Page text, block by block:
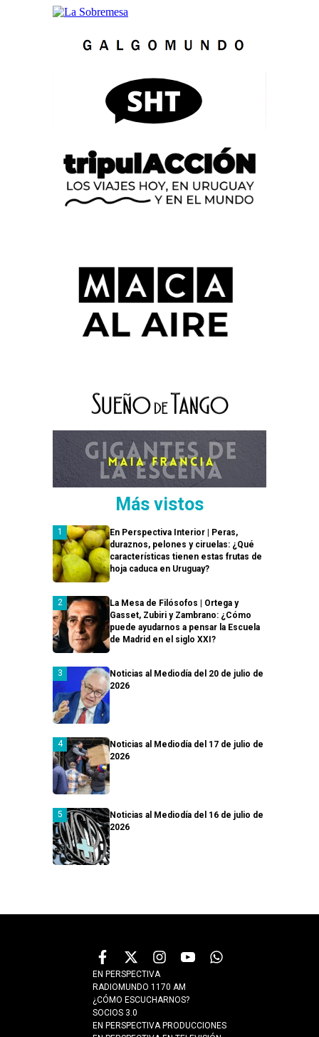
Más vistos
En Perspectiva Interior | Peras,
duraznos, pelones y ciruelas: ¿Qué
características tienen estas frutas de
hoja caduca en Uruguay?
La Mesa de Filósofos | Ortega y
Gasset, Zubiri y Zambrano: ¿Cómo
puede ayudarnos a pensar la Escuela
de Madrid en el siglo XXI?
Noticias al Mediodía del 20 de julio de
2026
Noticias al Mediodía del 17 de julio de
2026
Noticias al Mediodía del 16 de julio de
2026
EN PERSPECTIVA
RADIOMUNDO 1170 AM
¿CÓMO ESCUCHARNOS?
SOCIOS 3.0
EN PERSPECTIVA PRODUCCIONES